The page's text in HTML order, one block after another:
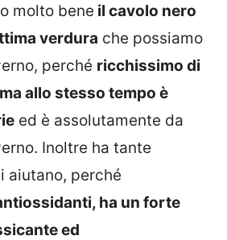
molto bene il cavolo nero
verdura che possiamo
perché ricchissimo di
allo stesso tempo è
ed è assolutamente da
Inoltre ha tante
aiutano, perché
ha un forte
ed